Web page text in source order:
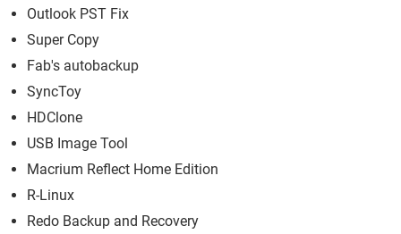
Outlook PST Fix
Super Copy
Fab's autobackup
SyncToy
HDClone
USB Image Tool
Macrium Reflect Home Edition
R-Linux
Redo Backup and Recovery